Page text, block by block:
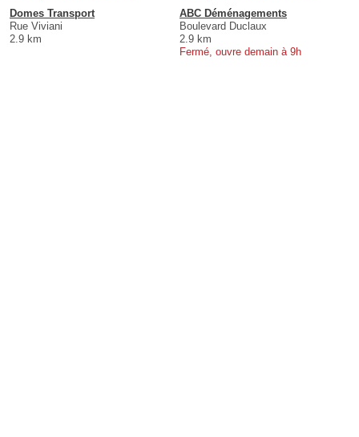
Domes Transport
Rue Viviani
2.9 km
ABC Déménagements
Boulevard Duclaux
2.9 km
Fermé, ouvre demain à 9h